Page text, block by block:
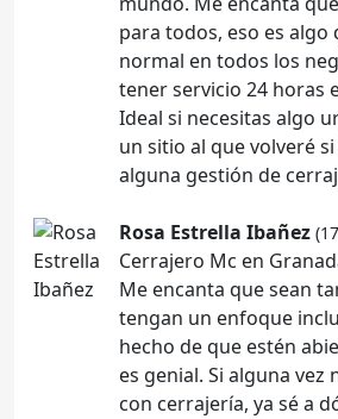
para todos, eso es algo
normal en todos los
tener servicio 24 horas
Ideal si necesitas algo
un sitio al que volveré
alguna gestión de
Rosa Estrella Ibañez
Cerrajero Mc en
Me encanta que sean
tengan un enfoque
hecho de que estén
es genial. Si alguna vez
con cerrajería, ya sé a